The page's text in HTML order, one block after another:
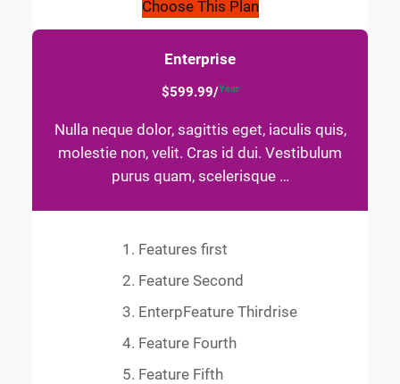
Choose This Plan
Enterprise
$599.99/Year
Nulla neque dolor, sagittis eget, iaculis quis,
molestie non, velit. Cras id dui. Vestibulum
purus quam, scelerisque …
Features first
Feature Second
EnterpFeature Thirdrise
Feature Fourth
Feature Fifth